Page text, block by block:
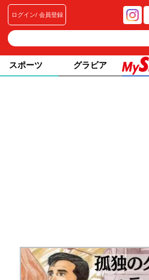
ログイン 会員登録
スポーツ グラビア